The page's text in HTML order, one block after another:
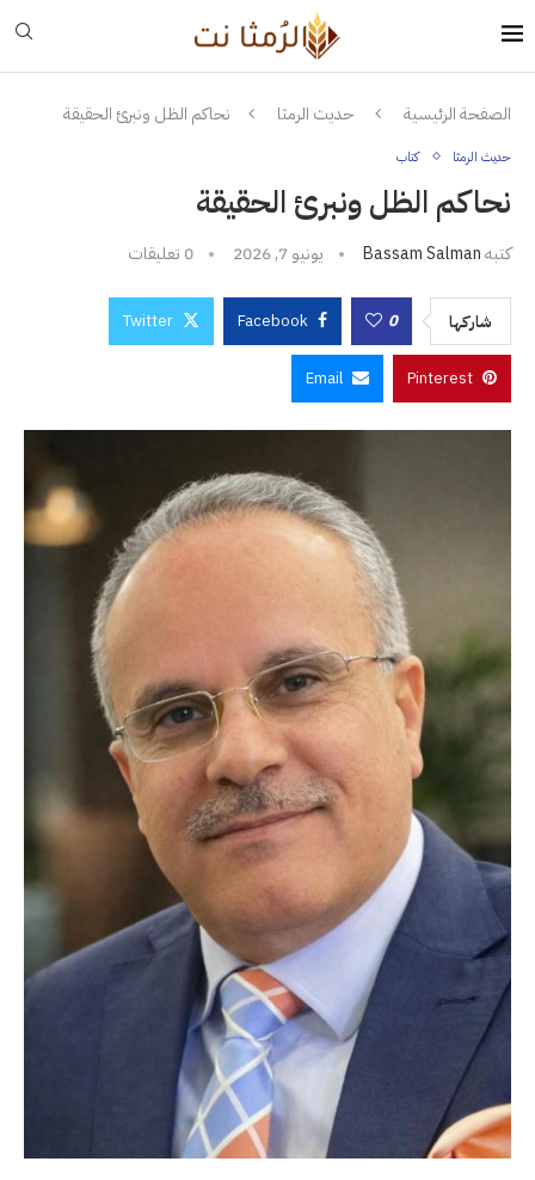
الصفحة الرئيسية حديث الرمثا نحاكم الظل ونبرئ الحقيقة
حديث الرمثا كتاب
نحاكم الظل ونبرئ الحقيقة
كتبهBassam Salman يونيو 7, 2026 0 تعليقات
شاركها 0
Facebook
Twitter
Pinterest
Email